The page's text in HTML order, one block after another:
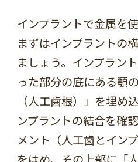
インプラントで金属を
まずはインプラントの
ましょう。インプラン
った部分の底にある顎
（人工歯根）」を埋め
ンプラントの結合を確
メント（人工歯とイン